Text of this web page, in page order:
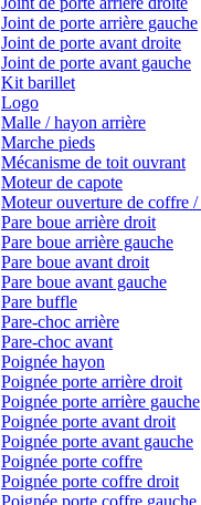
Joint de porte arrière gauche
Joint de porte avant droite
Joint de porte avant gauche
Kit barillet
Logo
Malle / hayon arrière
Marche pieds
Mécanisme de toit ouvrant
Moteur de capote
Moteur ouverture de coffre
Pare boue arrière droit
Pare boue arrière gauche
Pare boue avant droit
Pare boue avant gauche
Pare buffle
Pare-choc arrière
Pare-choc avant
Poignée hayon
Poignée porte arrière droit
Poignée porte arrière gauche
Poignée porte avant droit
Poignée porte avant gauche
Poignée porte coffre
Poignée porte coffre droit
Poignée porte coffre gauche